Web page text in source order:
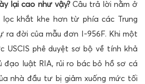
lại cao như vậy?Câu trả lời nằm ở
lọc khắt khe hơn từ phía các Trung
ra đời của mẫu đơn I-956F. Khi một
USCIS phê duyệt sơ bộ về tính khả
đạo luật RIA, rủi ro bác bỏ hồ sơ cá
nhà đầu tư bị giảm xuống mức tối